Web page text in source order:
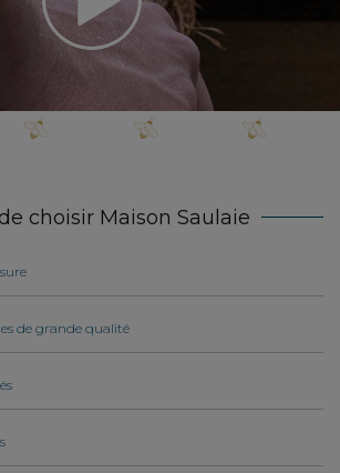
choisir Maison Saulaie
de grande qualité